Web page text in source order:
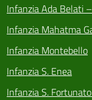
Infanzia Ada Belati
Infanzia Mahatma
Infanzia Montebello
Infanzia S. Enea
Infanzia S.